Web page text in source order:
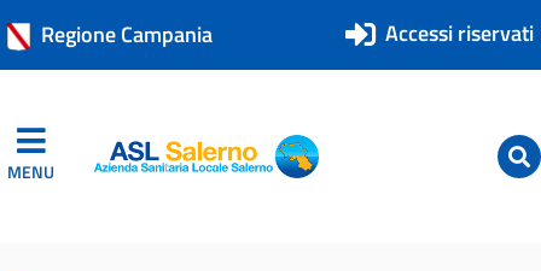
Regione Campania Accessi riservati
MENU ASL Salerno
ASL Salerno